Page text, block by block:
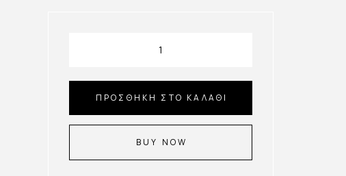
ΠΡΟΣΘΉΚΗ ΣΤΟ ΚΑΛΆΘΙ
BUY NOW